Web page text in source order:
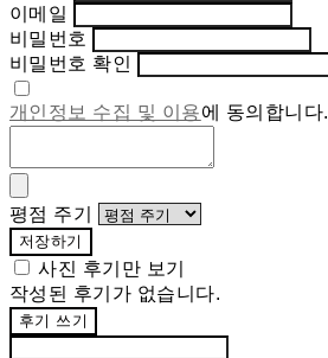
이메일
비밀번호
비밀번호 확인
개인정보 수집 및 이용에 동의합니다.
평점 주기
저장하기
사진 후기만 보기
작성된 후기가 없습니다.
후기 쓰기